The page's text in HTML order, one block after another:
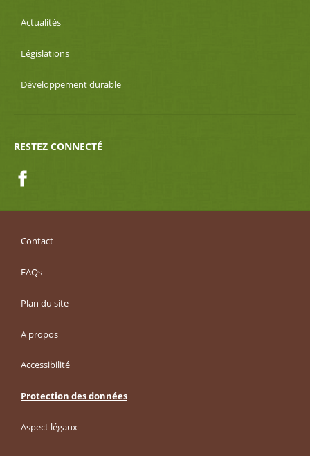
Actualités
Législations
Développement durable
RESTEZ CONNECTÉ
Contact
FAQs
Plan du site
A propos
Accessibilité
Protection des données
Aspect légaux